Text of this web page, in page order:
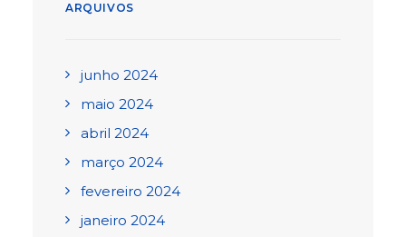
ARQUIVOS
junho 2024
maio 2024
abril 2024
março 2024
fevereiro 2024
janeiro 2024